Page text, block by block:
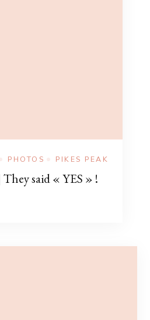
PHOTOS PIKES PEAK
said « YES » !